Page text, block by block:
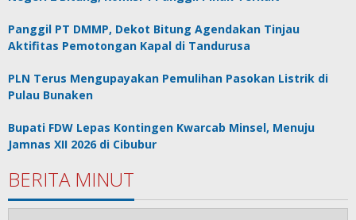
Panggil PT DMMP, Dekot Bitung Agendakan Tinjau
Aktifitas Pemotongan Kapal di Tandurusa
PLN Terus Mengupayakan Pemulihan Pasokan Listrik di
Pulau Bunaken
Bupati FDW Lepas Kontingen Kwarcab Minsel, Menuju
Jamnas XII 2026 di Cibubur
BERITA MINUT